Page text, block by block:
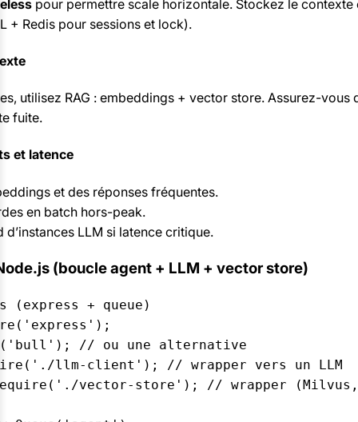
pour permettre scale horizontale. Stockez le contexte
+ Redis pour sessions et lock).
utilisez RAG : embeddings + vector store. Assurez-vous
fuite.
et latence
et des réponses fréquentes.
en batch hors-peak.
d’instances LLM si latence critique.
(boucle agent + LLM + vector store)
(express + queue)
// ou une alternative
llm-client'); // wrapper vers un LLM
vector-store'); // wrapper (Milvus,